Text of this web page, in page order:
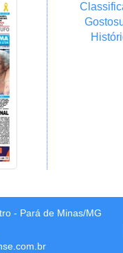
- Pará de Minas/MG